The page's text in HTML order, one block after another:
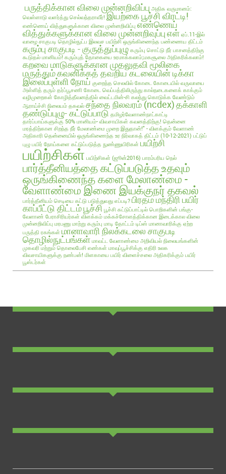
பருத்திக்கான விலை முன்னறிவிப்பு அதிக வருமானம்:
வெள்ளாடு வளர்த்து செல்வந்தராவீர்! இயற்கை பூச்சி விரட்டி!
எண்ணெய் வித்துகளுக்கான விலை முன்னறிவிப்பு எண்ணெய்
வித்துக்களுக்கான விலை முன்னறிவுப்புஎள் ஏப்.11-இல்
வாழை சாகுபடி தொழில்நுட்ப இலவச பயிற்சி ஒருங்கிணைந்த பண்ணைய திட்டம்
கரும்பு சாகுபடி - குருத்துப்புழு கரும்பு சொட்டு நீர் பாசனத்திற்கு
கூடுதல் மானியம்! கரும்புத் தோகையை உரமாக்கலாம்;மகசூலை அதிகரிக்கலாம்!
கறவை மாடுகளுக்கான முதலுதவி மூலிகை
மருத்தும்கவனிக்கத் தவறிய கடலையின் டிக்கா
இலைப்புள்ளி நோய் குறைந்த செலவில் கோடை கோடையில் வருவாயை
அள்ளித் தரும் தர்ப்பூசணி கோடை வெப்பத்திலிருந்து கால்நடைகளைக் காக்கும்
வழிமுறைகள் கோழித்தீவனத்தில் வைட்டமின்-சி கலந்து கொடுக்க வேண்டும்
ஆராய்ச்சி நிலையம் தகவல் சந்தை நிலவரம் (ncdex)தக்காளி
தண்டுப்புழு- கட்டுப்பாடு தமிழர்வேளாண்நாட்காட்டி
தார்ப்பாய்களுக்கு 50% மானியம்- விவசாயிகள் கவனத்திற்கு! தென்னை
மரத்திற்கான சிறந்த நீர் மேலாண்மை முறை இதுதான்!" - விளக்கும் வேளாண்
அதிகாரி தென்னையில் ஒருங்கிணைந்த உர நிர்வாகத் திட்டம் (10-12-2021) பட்டுப்
புழு பயிர் நோய்களை கட்டுப்படுத்த நுண்ணுயிரிகள் பயிற்சி
பயிற்சிகள் பயிற்சிகள் (ஜூன்2016) பாரம்பரிய நெல்
பார்த்தீனியத்தை கட்டுப்படுத்த உதவும்
ஒருங்கிணைந்த களை மேலாண்மை -
வேளாண்மை இணை இயக்குநர் தகவல்
பார்த்தீனியம் செடியை கட்டு படுத்துவது எப்படி? பிரதம மந்திரி பயிர்
காப்பீட்டு திட்டம்பூச்சி பூச்சி கட்டுப்பாட்டில் பொறிகளின் பங்கு-
வேளாண் பேராசிரியர்கள் விளக்கம் மக்கச்சோளத்திக்கான இடைக்கால விலை
முன்னறிவிப்பு மரபணு மாற்று கரும்பு மாடி தோட்டம் டிப்ஸ் மானாவாரிக்கு ஏற்ற
பருத்தி ரகங்கள் மானாவாரி நிலக்கடலை சாகுபடி
தொழில்நுட்பங்கள் மாவட்ட வேளாண்மை அறிவியல் நிலையங்களின்
முகவரி மற்றும் தொலைபேசி எண்கள் மாவுப்பூச்சிக்கு எதிரி உலக
விவசாயிகளுக்கு நண்பன்! மிளகாயை பயிர் விளைச்சலை அதிகரிக்கும் பயிர்
பூஸ்டர்கள்